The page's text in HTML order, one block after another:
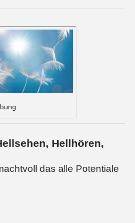
Hellhören,
das alle Potentiale